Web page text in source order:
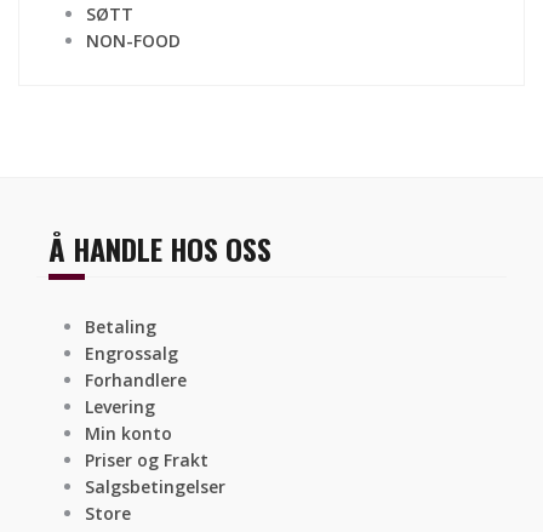
SØTT
NON-FOOD
Å HANDLE HOS OSS
Betaling
Engrossalg
Forhandlere
Levering
Min konto
Priser og Frakt
Salgsbetingelser
Store